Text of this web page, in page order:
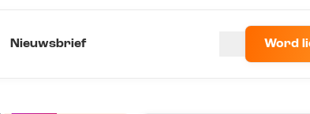
Nieuwsbrief Word